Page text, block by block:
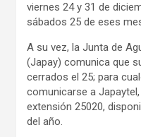
viernes 24 y 31 de
sábados 25 de eses
A su vez, la Junta de
(Japay) comunica que
cerrados el 25; para
comunicarse a
extensión 25020,
del año.